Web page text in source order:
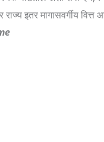
इतर मागासवर्गीय